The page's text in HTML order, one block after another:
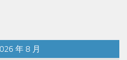
年 8 月